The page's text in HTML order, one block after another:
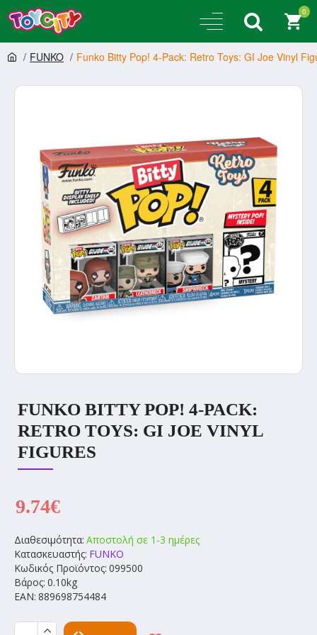
0
FUNKO Funko Bitty Pop! 4-Pack: Retro Toys: GI Joe Vinyl
FUNKO BITTY POP! 4-PACK:
RETRO TOYS: GI JOE VINYL
FIGURES
Διαθεσιμότητα: Αποστολή σε 1-3 ημέρες
Κατασκευαστής: FUNKO
Κωδικός Προϊόντος: 099500
Βάρος: 0.10kg
EAN: 889698754484
9.74€